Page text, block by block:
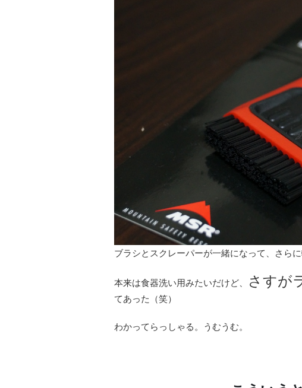
ブラシとスクレーパーが一緒になって、さら
本来は食器洗い用みたいだけど、 さすが
てあった（笑）
わかってらっしゃる。うむうむ。